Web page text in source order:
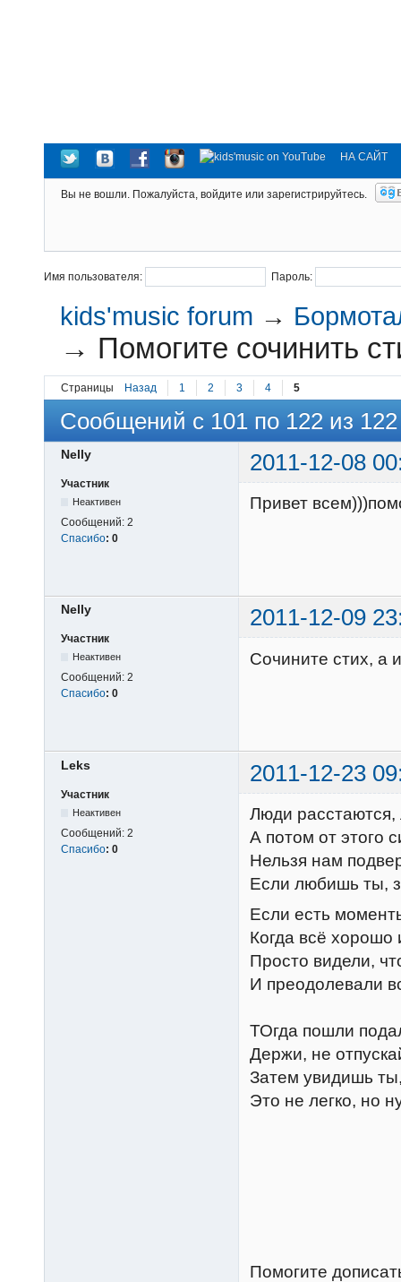
НА САЙТ
Вы не вошли. Пожалуйста, войдите или зарегистрируйтесь.
Имя пользователя: Пароль:
kids'music forum →
→ Помогите сочинить
Страницы Назад 1 2 3 4 5
Сообщений с 101 по 122 из 122
Nelly 2011-12-08
Участник
Неактивен
Сообщений: 2
Спасибо: 0
Привет
Nelly 2011-12-09
Участник
Неактивен
Сообщений: 2
Спасибо: 0
Сочините стих, a
Leks 2011-12-23
Участник
Неактивен
Сообщений: 2
Спасибо: 0
Люди расстаются,
А потом от этого
Нельзя нам
Если любишь ты,
Если есть
Когда всё хорошо
Просто видели,
И преодолевали
ТОгда пошли
Держи, не
Затем увидишь
Это не легко, но
Помогите